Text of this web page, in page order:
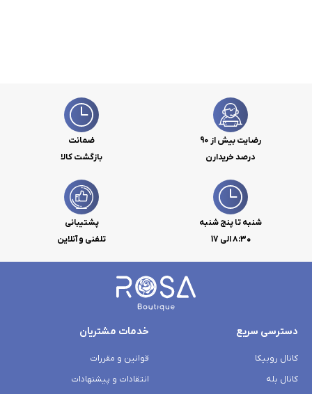
رضایت بیش از 90
درصد خریدارن
ضمانت
بازگشت کالا
شنبه تا پنج شنبه
۸:۳۰ الی 17
پشتیبانی
تلفنی و آنلاین
دسترسی سریع
کانال روبیکا
کانال بله
خدمات مشتریان
قوانین و مقررات
انتقادات و پیشنهادات